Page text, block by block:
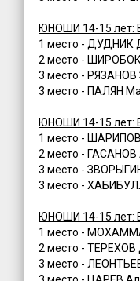
ЮНОШИ 14-15 лет:
1 место - ДУДНИК
2 место -
3 место - РЯЗАНОВ
3 место - ПАЛЯН
ЮНОШИ 14-15 лет:
1 место -
2 место - ГАСАНОВ
3 место -
3 место -
ЮНОШИ 14-15 лет:
1 место -
2 место - ТЕРЕХОВ
3 место -